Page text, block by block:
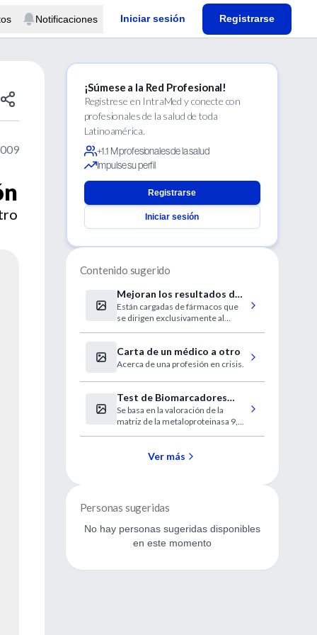
Notificaciones Iniciar sesión Registrarse
¡Súmese a la Red Profesional!
Regístrese en IntraMed y conecte con
profesionales de la salud de toda
Latinoamérica.
+1.1 M profesionales de la salud
Impulse su perfil
Registrarse
Iniciar sesión
Contenido sugerido
Mejoran los resultados del
cáncer de hígado
Están cargadas de fármacos que
se dirigen exclusivamente al
Carta de un médico a otro
Acerca de una profesión en crisis.
Test de Biomarcadores
para diagnóstico del Ictus
Se basa en la valoración de la
matriz de la metaloproteinasa 9,
Ver más
Personas sugeridas
No hay personas sugeridas disponibles
en este momento